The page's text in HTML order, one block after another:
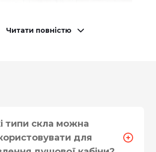
Читати повністю
типи скла можна
для